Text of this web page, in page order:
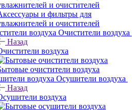
и фильтры для
и очистителей
Очистители воздуха
Назад
воздуха
очистители воздуха
Осушители воздуха
Назад
воздуха